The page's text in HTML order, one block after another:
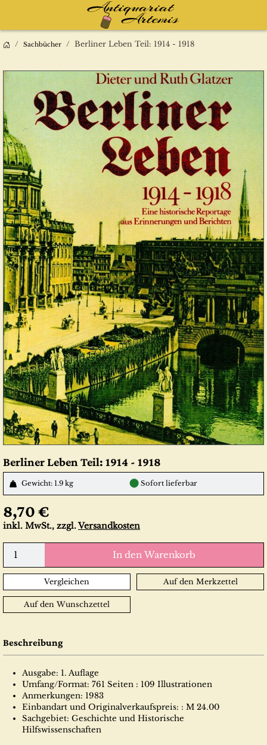
Sachbücher Berliner Leben Teil: 1914 - 1918
Berliner Leben Teil: 1914 - 1918
Gewicht: 1.9 kg ● Sofort lieferbar
8,70 €
inkl. MwSt., zzgl.Versandkosten
In den Warenkorb
Vergleichen Auf den Merkzettel
Auf den Wunschzettel
Beschreibung
Ausgabe: 1. Auflage
Umfang/Format: 761 Seiten : 109 Illustrationen
Anmerkungen: 1983
Einbandart und Originalverkaufspreis: : M 24.00
Sachgebiet: Geschichte und Historische
Hilfswissenschaften